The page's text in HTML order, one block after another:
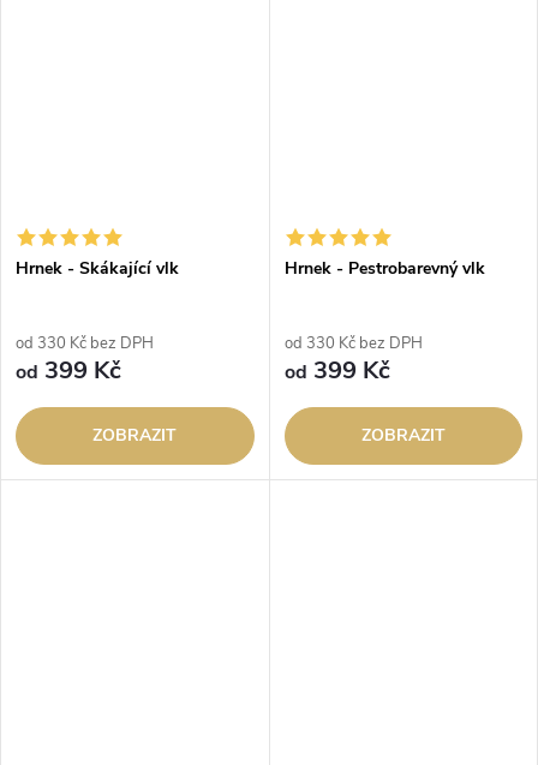
Hrnek - Skákající vlk
od 330 Kč bez DPH
od 399 Kč
ZOBRAZIT
Hrnek - Pestrobarevný vlk
od 330 Kč bez DPH
od 399 Kč
ZOBRAZIT